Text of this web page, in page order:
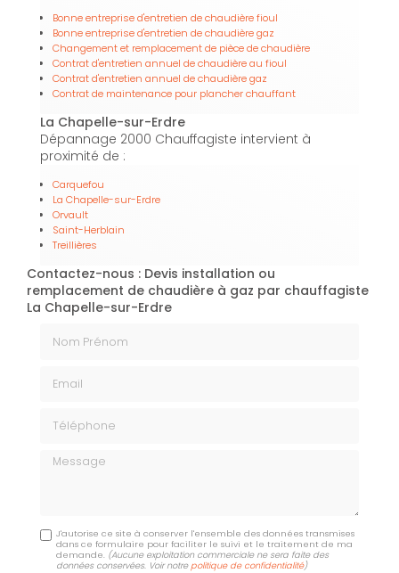
Bonne entreprise d'entretien de chaudière fioul
Bonne entreprise d'entretien de chaudière gaz
Changement et remplacement de pièce de chaudière
Contrat d'entretien annuel de chaudière au fioul
Contrat d'entretien annuel de chaudière gaz
Contrat de maintenance pour plancher chauffant
La Chapelle-sur-Erdre
Dépannage 2000 Chauffagiste intervient à
proximité de :
Carquefou
La Chapelle-sur-Erdre
Orvault
Saint-Herblain
Treillières
Contactez-nous : Devis installation ou
remplacement de chaudière à gaz par chauffagiste
La Chapelle-sur-Erdre
Message
J'autorise ce site à conserver l'ensemble des données transmises
dans ce formulaire pour faciliter le suivi et le traitement de ma
demande. (Aucune exploitation commerciale ne sera faite des
données conservées. Voir notrepolitique de confidentialité)